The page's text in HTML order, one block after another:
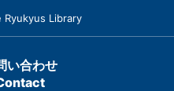
Ryukyus Library
い合わせ